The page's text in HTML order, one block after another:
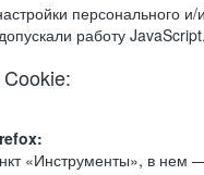
персонального
работу JavaScript.
«Инструменты», в нем